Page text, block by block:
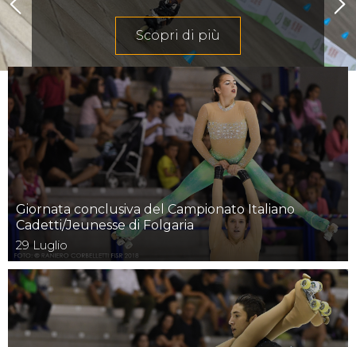
Scopri di più
Giornata conclusiva del Campionato Italiano
Cadetti/Jeunesse di Folgaria
29 Luglio